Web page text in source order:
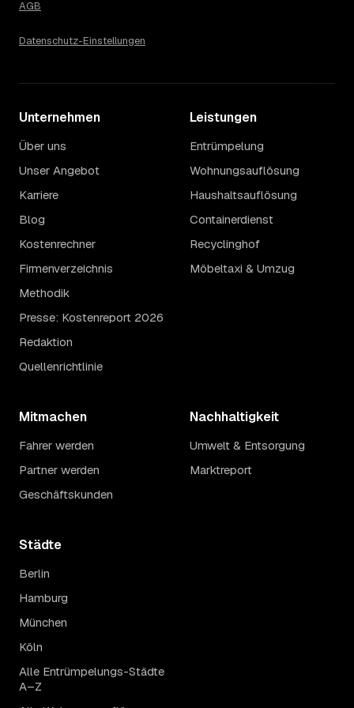
AGB
Datenschutz-Einstellungen
Unternehmen
Über uns
Unser Angebot
Karriere
Blog
Kostenrechner
Firmenverzeichnis
Methodik
Presse: Kostenreport 2026
Redaktion
Quellenrichtlinie
Leistungen
Entrümpelung
Wohnungsauflösung
Haushaltsauflösung
Containerdienst
Recyclinghof
Möbeltaxi & Umzug
Mitmachen
Fahrer werden
Partner werden
Geschäftskunden
Nachhaltigkeit
Umwelt & Entsorgung
Marktreport
Städte
Berlin
Hamburg
München
Köln
Alle Entrümpelungs-Städte
A–Z